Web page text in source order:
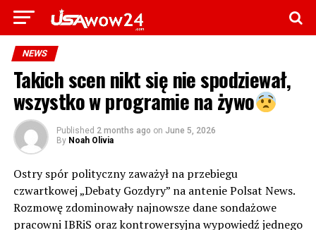
NEWS
Takich scen nikt się nie spodziewał,
wszystko w programie na żywo
Published 2 months ago on June 5, 2026
By Noah Olivia
Ostry spór polityczny zaważył na przebiegu
czwartkowej „Debaty Gozdyry” na antenie Polsat News.
Rozmowę zdominowały najnowsze dane sondażowe
pracowni IBRiS oraz kontrowersyjna wypowiedź jednego